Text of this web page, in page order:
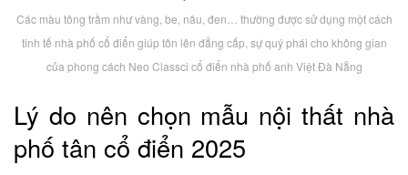
Các màu tông trầm như vàng, be, nâu, đen… thường được sử dụng một cách
tinh tế nhà phố cổ điển giúp tôn lên đẳng cấp, sự quý phái cho không gian
của phong cách Neo Classci cổ điển nhà phố anh Việt Đà Nẵng
Lý do nên chọn mẫu nội thất nhà
phố tân cổ điển 2025